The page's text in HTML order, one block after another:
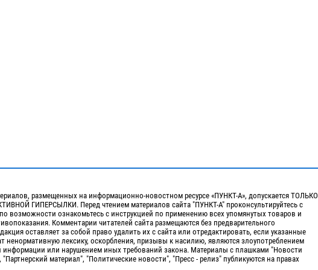
размещенных на информационно-новостном ресурсе «ПУНКТ-А», допускается ТОЛЬКО
ГИПЕРСЫЛКИ. Перед чтением материалов сайта "ПУНКТ-А" проконсультируйтесь с
возможности ознакомьтесь с инструкцией по применению всех упомянутых товаров и
Комментарии читателей сайта размещаются без предварительного
оставляет за собой право удалить их с сайта или отредактировать, если указанные
ненормативную лексику, оскорбления, призывы к насилию, являются злоупотреблением
информации или нарушением иных требований закона. Материалы с плашками "Новости
материал", "Политические новости", "Пресс - релиз" публикуются на правах